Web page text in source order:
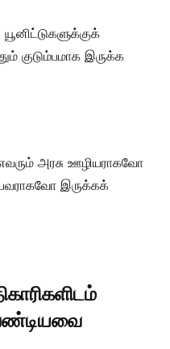
குடும்பமாக இருக்க
எவரும் அரசு ஊழியராகவோ
இருக்கக்